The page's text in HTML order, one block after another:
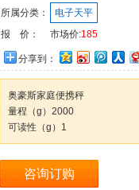
所属分类：
电子天平
报 价：
市场价:185
分享到：
奥豪斯家庭便携秤
量程（g）2000
可读性（g）1
咨询订购